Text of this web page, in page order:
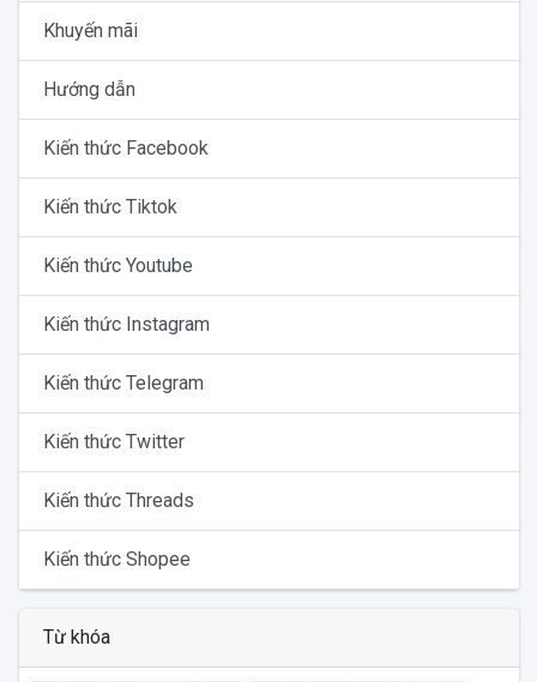
Khuyến mãi
Hướng dẫn
Kiến thức Facebook
Kiến thức Tiktok
Kiến thức Youtube
Kiến thức Instagram
Kiến thức Telegram
Kiến thức Twitter
Kiến thức Threads
Kiến thức Shopee
Từ khóa